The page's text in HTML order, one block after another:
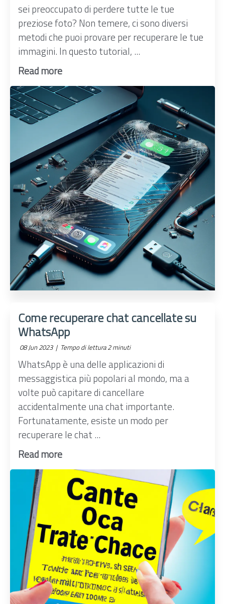
sei preoccupato di perdere tutte le tue
preziose foto? Non temere, ci sono diversi
metodi che puoi provare per recuperare le tue
immagini. In questo tutorial, ...
Read more
Come recuperare chat cancellate su
WhatsApp
08 Jun 2023 | Tempo di lettura 2 minuti
WhatsApp è una delle applicazioni di
messaggistica più popolari al mondo, ma a
volte può capitare di cancellare
accidentalmente una chat importante.
Fortunatamente, esiste un modo per
recuperare le chat ...
Read more